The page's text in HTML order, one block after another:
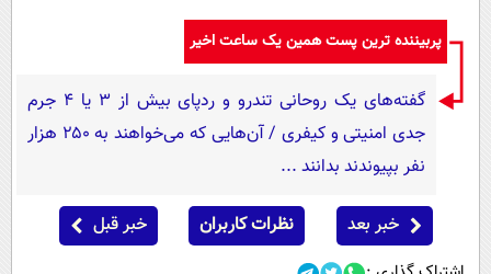
پربیننده ترین پست همین یک ساعت اخیر
گفته‌های یک روحانی تندرو و ردپای بیش از ۳ یا ۴ جرم
جدی امنیتی و کیفری / آن‌هایی که می‌خواهند به ۲۵۰ هزار
نفر بپیوندند بدانند ...
خبر بعد نظرات کاربران خبر قبل